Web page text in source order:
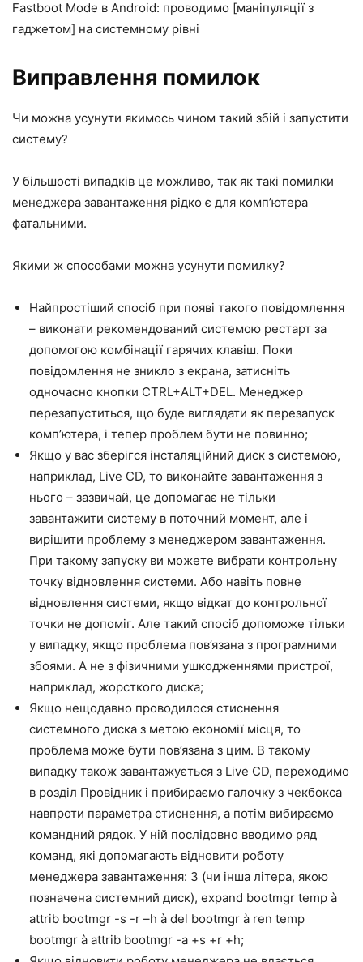
Fastboot Mode в Android: проводимо [маніпуляції з
гаджетом] на системному рівні
Виправлення помилок
Чи можна усунути якимось чином такий збій і запустити
систему?
У більшості випадків це можливо, так як такі помилки
менеджера завантаження рідко є для комп’ютера
фатальними.
Якими ж способами можна усунути помилку?
Найпростіший спосіб при появі такого повідомлення
– виконати рекомендований системою рестарт за
допомогою комбінації гарячих клавіш. Поки
повідомлення не зникло з екрана, затисніть
одночасно кнопки CTRL+ALT+DEL. Менеджер
перезапуститься, що буде виглядати як перезапуск
комп’ютера, і тепер проблем бути не повинно;
Якщо у вас зберігся інсталяційний диск з системою,
наприклад, Live CD, то виконайте завантаження з
нього – зазвичай, це допомагає не тільки
завантажити систему в поточний момент, але і
вирішити проблему з менеджером завантаження.
При такому запуску ви можете вибрати контрольну
точку відновлення системи. Або навіть повне
відновлення системи, якщо відкат до контрольної
точки не допоміг. Але такий спосіб допоможе тільки
у випадку, якщо проблема пов’язана з програмними
збоями. А не з фізичними ушкодженнями пристрої,
наприклад, жорсткого диска;
Якщо нещодавно проводилося стиснення
системного диска з метою економії місця, то
проблема може бути пов’язана з цим. В такому
випадку також завантажується з Live CD, переходимо
в розділ Провідник і прибираємо галочку з чекбокса
навпроти параметра стиснення, а потім вибираємо
командний рядок. У ній послідовно вводимо ряд
команд, які допомагають відновити роботу
менеджера завантаження: З (чи інша літера, якою
позначена системний диск), expand bootmgr temp à
attrib bootmgr -s -r –h à del bootmgr à ren temp
bootmgr à attrib bootmgr -a +s +r +h;